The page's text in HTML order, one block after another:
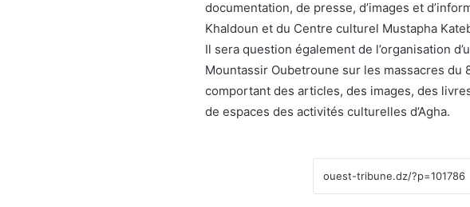
documentation, de presse, d’images et
Khaldoun et du Centre culturel Mustapha
Il sera question également de l’organisation
Mountassir Oubetroune sur les massacres du
comportant des articles, des images, des
de espaces des activités culturelles d’Agha.